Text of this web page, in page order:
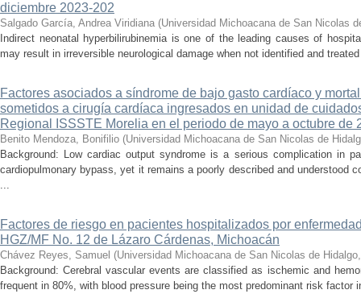
diciembre 2023-202
Salgado García, Andrea Viridiana (Universidad Michoacana de San Nicolas
Indirect neonatal hyperbilirubinemia is one of the leading causes of
may result in irreversible neurological damage when not identified and
Factores asociados a síndrome de bajo gasto cardíaco y
sometidos a cirugía cardíaca ingresados en unidad de
Regional ISSSTE Morelia en el periodo de mayo a octubre de
Benito Mendoza, Bonifilio (Universidad Michoacana de San Nicolas de
Background: Low cardiac output syndrome is a serious complication in
cardiopulmonary bypass, yet it remains a poorly described and understood
...
Factores de riesgo en pacientes hospitalizados por
HGZ/MF No. 12 de Lázaro Cárdenas, Michoacán
Chávez Reyes, Samuel (Universidad Michoacana de San Nicolas de Hidalgo
Background: Cerebral vascular events are classified as ischemic and
frequent in 80%, with blood pressure being the most predominant risk factor